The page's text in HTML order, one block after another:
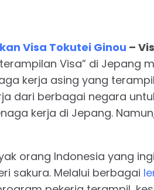
Visa Tokutei Ginou –
Visa” di Jepang
kerja asing yang
dari berbagai negara
kerja di Jepang.
orang Indonesia yang
sakura. Melalui berbagai